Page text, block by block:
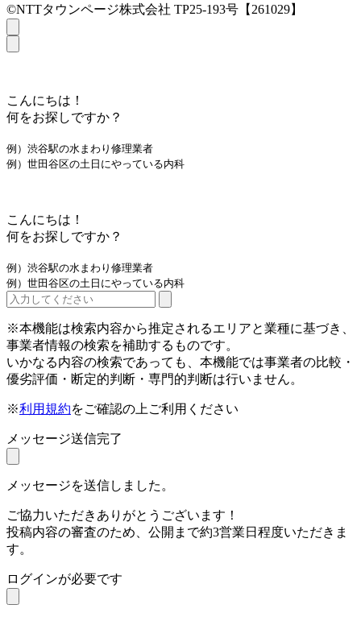
©NTTタウンページ株式会社 TP25-193号【261029】
こんにちは！
何をお探しですか？
例）渋谷駅の水まわり修理業者
例）世田谷区の土日にやっている内科
こんにちは！
何をお探しですか？
例）渋谷駅の水まわり修理業者
例）世田谷区の土日にやっている内科
※本機能は検索内容から推定されるエリアと業種に基づき、
事業者情報の検索を補助するものです。
いかなる内容の検索であっても、本機能では事業者の比較・
優劣評価・断定的判断・専門的判断は行いません。
※利用規約をご確認の上ご利用ください
メッセージ送信完了
メッセージを送信しました。
ご協力いただきありがとうございます！
投稿内容の審査のため、公開まで約3営業日程度いただきま
す。
ログインが必要です